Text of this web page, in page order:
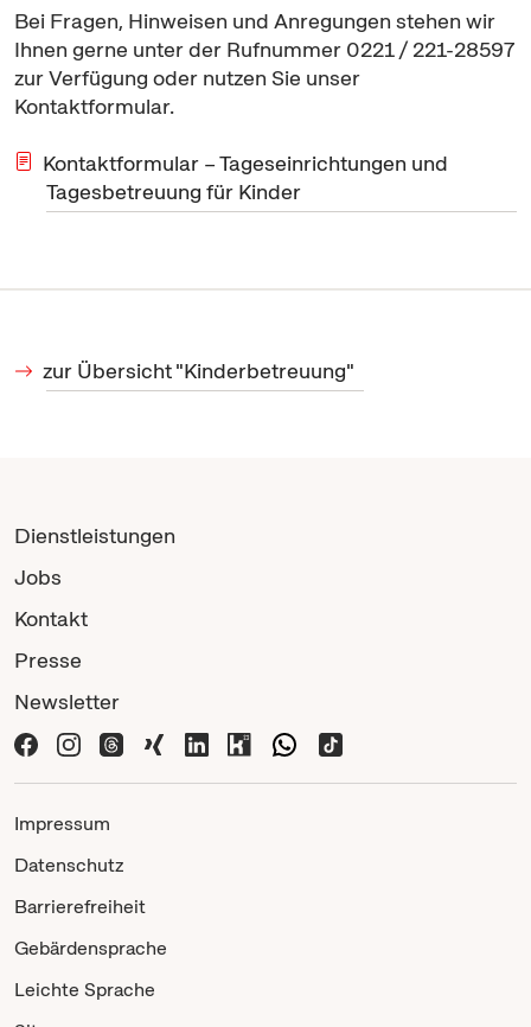
Bei Fragen, Hinweisen und Anregungen stehen wir
Ihnen gerne unter der Rufnummer 0221 / 221-28597
zur Verfügung oder nutzen Sie unser
Kontaktformular.
Kontaktformular – Tageseinrichtungen und
Tagesbetreuung für Kinder
zur Übersicht "Kinderbetreuung"
Dienstleistungen
Jobs
Kontakt
Presse
Newsletter
Impressum
Datenschutz
Barrierefreiheit
Gebärdensprache
Leichte Sprache